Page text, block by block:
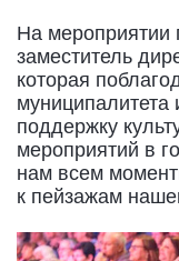
На мероприятии
заместитель
которая
поддержку
мероприятий в
нам всем
к пейзажам